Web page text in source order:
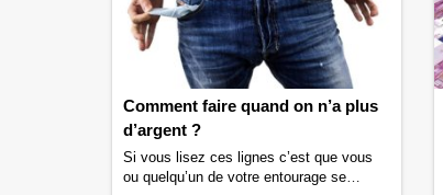
réglementés du gaz et de l’électricité
disparaissent →
Comment faire quand on n’a plus
d’argent ?
Si vous lisez ces lignes c’est que vous
ou quelqu’un de votre entourage se